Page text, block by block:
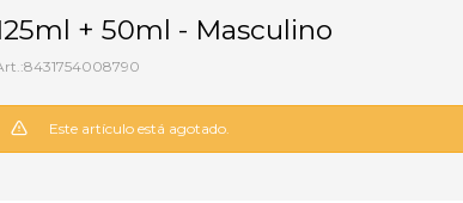
+ 50ml - Masculino
8431754008790
Este artículo está agotado.